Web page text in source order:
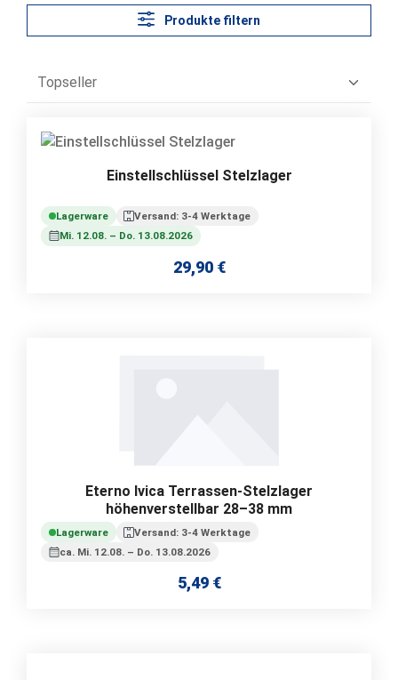
Produkte filtern
Einstellschlüssel Stelzlager
Lagerware
Versand: 3-4 Werktage
Mi. 12.08. – Do. 13.08.2026
Regulärer Preis:
29,90 €
Eterno Ivica Terrassen-Stelzlager
höhenverstellbar 28–38 mm
Lagerware
Versand: 3-4 Werktage
ca. Mi. 12.08. – Do. 13.08.2026
Regulärer Preis:
5,49 €